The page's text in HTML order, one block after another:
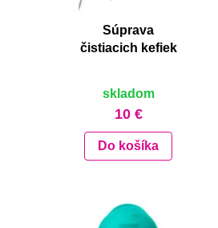
Súprava
čistiacich kefiek
skladom
10 €
Do košíka